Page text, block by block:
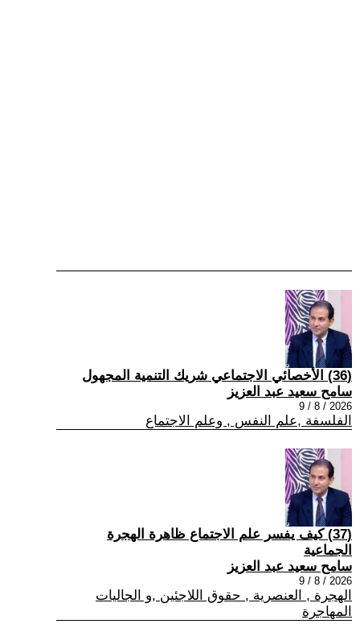
(36) الأخصائي الاجتماعي شريك التنمية المجهول
سامح سعيد عبد العزيز
2026 / 8 / 9
الفلسفة ,علم النفس , وعلم الاجتماع
(37) كيف يفسر علم الاجتماع ظاهرة الهجرة
الجماعية
سامح سعيد عبد العزيز
2026 / 8 / 9
الهجرة , العنصرية , حقوق اللاجئين ,و الجاليات
المهاجرة